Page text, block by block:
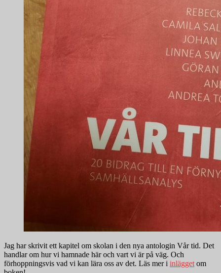
Jag har skrivit ett kapitel om skolan i den nya antologin Vår tid. Det
handlar om hur vi hamnade här och vart vi är på väg. Och
förhoppningsvis vad vi kan lära oss av det. Läs mer i inlägget om